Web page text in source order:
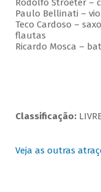
Rodolfo Stroeter –
Paulo Bellinati –
Teco Cardoso –
flautas
Ricardo Mosca –
Classificação:
Veja as outras